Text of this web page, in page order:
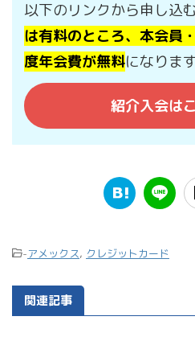
以下のリンクから申し込む
は有料のところ、本会員
度年会費が無料になります
紹介入会は
-アメックス, クレジットカード
関連記事